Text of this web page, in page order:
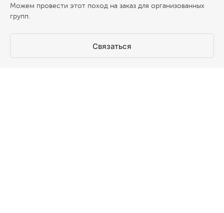
Можем провести этот поход на заказ для организованных
групп.
Связаться